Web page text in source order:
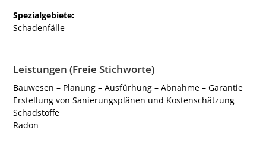
Spezialgebiete:
Schadenfälle
Leistungen (Freie Stichworte)
Bauwesen – Planung – Ausfürhung – Abnahme – Garantie
Erstellung von Sanierungsplänen und Kostenschätzung
Schadstoffe
Radon